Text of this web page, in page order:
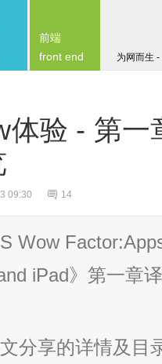
为网而生
前端
front end
体验 - 第
09:30 14
Wow
iPad》第一章
分享的详情及目